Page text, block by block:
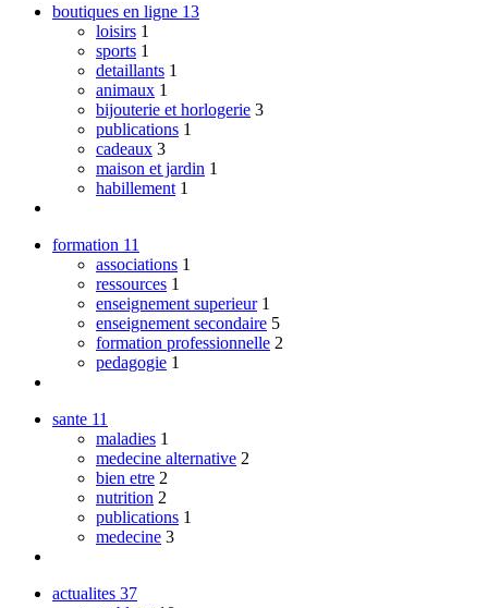
boutiques en ligne 13
loisirs 1
sports 1
detaillants 1
animaux 1
bijouterie et horlogerie 3
publications 1
cadeaux 3
maison et jardin 1
habillement 1
formation 11
associations 1
ressources 1
enseignement superieur 1
enseignement secondaire 5
formation professionnelle 2
pedagogie 1
sante 11
maladies 1
medecine alternative 2
bien etre 2
nutrition 2
publications 1
medecine 3
actualites 37